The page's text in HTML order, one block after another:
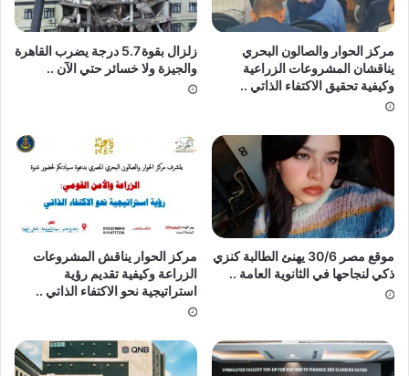
مركز الحوار والصالون البحري
يناقشان المشروعات الزراعية
وكيفية تحقيق الاكتفاء الذاتي ..
زلزال بقوة 5.7 ⁠درجة يضرب القاهرة
والجيزة ولا خسائر حتي الآن ..
موقع مصر 30/6 يهنئ الطالبة كنزي
ذكي لنجاحها في الثانوية العامة ..
مركز الحوار يناقش المشروعات
الزراعة وكيفية تقديم رؤية
استراتيجية نحو الاكتفاء الذاتي ..